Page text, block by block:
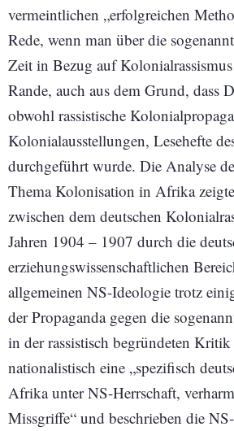
vermeintlichen „erfolgreichen
Rede, wenn man über die
Zeit in Bezug auf
Rande, auch aus dem Grund, dass
obwohl rassistische
Kolonialausstellungen, Lesehefte
durchgeführt wurde. Die Analyse
Thema Kolonisation in Afrika
zwischen dem deutschen
Jahren 1904 – 1907 durch die
erziehungswissenschaftlichen
allgemeinen NS-Ideologie trotz
der Propaganda gegen die
in der rassistisch begründeten
nationalistisch eine „spezifisch
Afrika unter NS-Herrschaft,
Missgriffe“ und beschrieben die